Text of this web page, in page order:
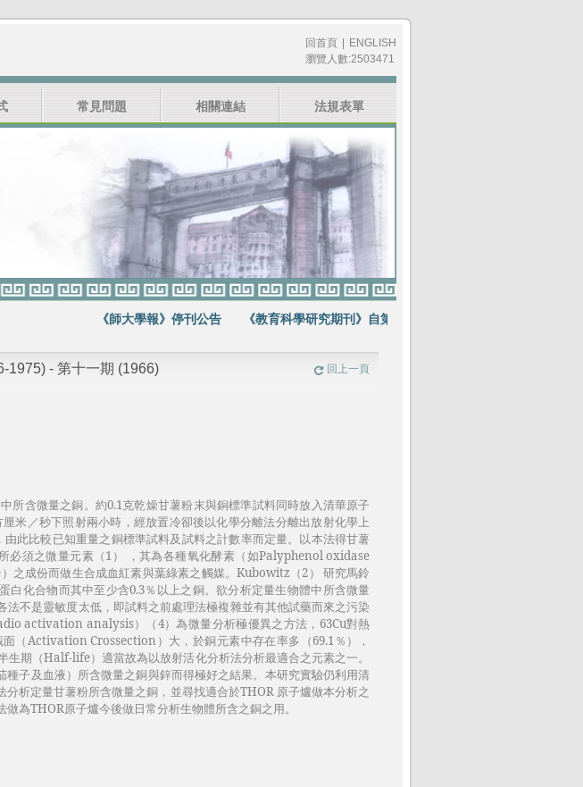
回首頁
ENGLISH
瀏覽人數:2503471
常見問題 相關連結 法規表單
《師大學報》停刊公告 《教育科學研究期刊》自第64卷第1期起不再出版紙本期刊
1975) - 第十一期 (1966) 回上一頁
所含微量之銅。約0.1克乾燥甘薯粉末與銅標準試料同時放入清華原子
米／秒下照射兩小時，經放置冷卻後以化學分離法分離出放射化學上
此比較已知重量之銅標準試料及試料之計數率而定量。以本法得甘薯
必須之微量元素（1） ，其為各種氧化酵素（如Palyphenol oxidase
成份而做生合成血紅素與葉綠素之觸媒。Kubowitz（2） 研究馬鈴
白化合物而其中至少含0.3％以上之銅。欲分析定量生物體中所含微量
法不是靈敏度太低，即試料之前處理法極複雜並有其他試藥而來之污染
activation analysis）（4）為微量分析極優異之方法，63Cu對熱
（Activation Crossection）大，於銅元素中存在率多（69.1％），
生期（Half-life）適當故為以放射活化分析法分析最適合之元素之一。
子及血液）所含微量之銅與鋅而得極好之結果。本研究實驗仍利用清
析定量甘薯粉所含微量之銅，並尋找適合於THOR 原子爐做本分析之
為THOR原子爐今後做日常分析生物體所含之銅之用。